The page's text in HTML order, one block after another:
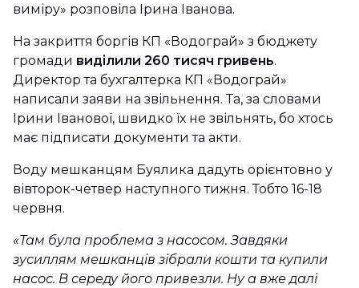
виміру» розповіла Ірина Іванова.
На закриття боргів КП «Водограй» з бюджету
громади виділили 260 тисяч гривень.
Директор та бухгалтерка КП «Водограй»
написали заяви на звільнення. Та, за словами
Ірини Іванової, швидко їх не звільнять, бо хтось
має підписати документи та акти.
Воду мешканцям Буялика дадуть орієнтовно у
вівторок-четвер наступного тижня. Тобто 16-18
червня.
«Там була проблема з насосом. Завдяки
зусиллям мешканців зібрали кошти та купили
насос. В середу його привезли. Ну а вже далі